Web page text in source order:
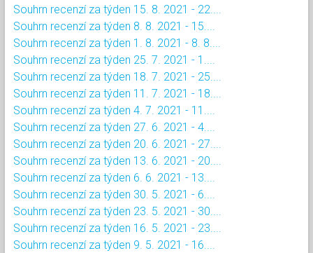
Souhrn recenzí za týden 15. 8. 2021 - 22....
Souhrn recenzí za týden 8. 8. 2021 - 15....
Souhrn recenzí za týden 1. 8. 2021 - 8. 8....
Souhrn recenzí za týden 25. 7. 2021 - 1....
Souhrn recenzí za týden 18. 7. 2021 - 25....
Souhrn recenzí za týden 11. 7. 2021 - 18....
Souhrn recenzí za týden 4. 7. 2021 - 11....
Souhrn recenzí za týden 27. 6. 2021 - 4....
Souhrn recenzí za týden 20. 6. 2021 - 27....
Souhrn recenzí za týden 13. 6. 2021 - 20....
Souhrn recenzí za týden 6. 6. 2021 - 13....
Souhrn recenzí za týden 30. 5. 2021 - 6....
Souhrn recenzí za týden 23. 5. 2021 - 30....
Souhrn recenzí za týden 16. 5. 2021 - 23....
Souhrn recenzí za týden 9. 5. 2021 - 16....